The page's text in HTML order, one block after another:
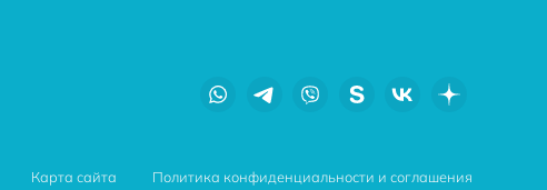
Карта сайта Политика конфиденциальности и соглашения